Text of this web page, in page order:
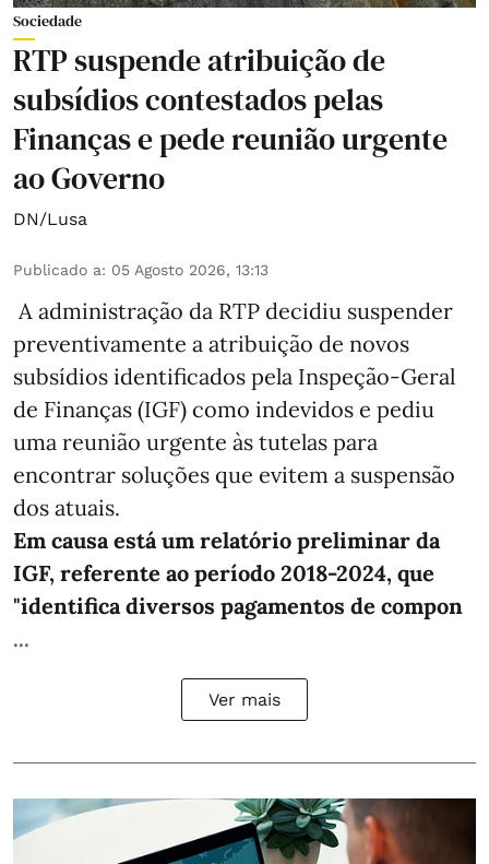
Sociedade
RTP suspende atribuição de
subsídios contestados pelas
Finanças e pede reunião urgente
ao Governo
DN/Lusa
Publicado a: 05 Agosto 2026, 13:13
A administração da RTP decidiu suspender
preventivamente a atribuição de novos
subsídios identificados pela Inspeção-Geral
de Finanças (IGF) como indevidos e pediu
uma reunião urgente às tutelas para
encontrar soluções que evitem a suspensão
dos atuais.
Em causa está um relatório preliminar da
IGF, referente ao período 2018-2024, que
"identifica diversos pagamentos de compon
...
Ver mais